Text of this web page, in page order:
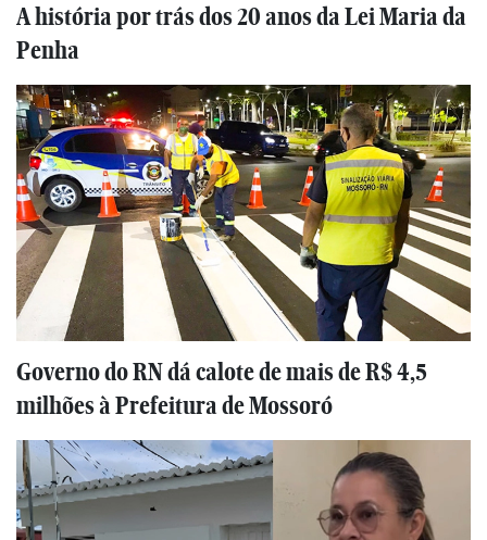
A história por trás dos 20 anos da Lei Maria da
Penha
Governo do RN dá calote de mais de R$ 4,5
milhões à Prefeitura de Mossoró